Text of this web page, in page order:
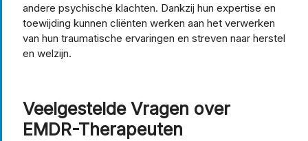
andere psychische klachten. Dankzij hun expertise en
toewijding kunnen cliënten werken aan het verwerken
van hun traumatische ervaringen en streven naar herstel
en welzijn.
Veelgestelde Vragen over
EMDR-Therapeuten